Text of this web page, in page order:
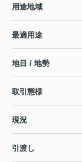
用途地域
最適用途
地目 / 地勢
取引態様
現況
引渡し